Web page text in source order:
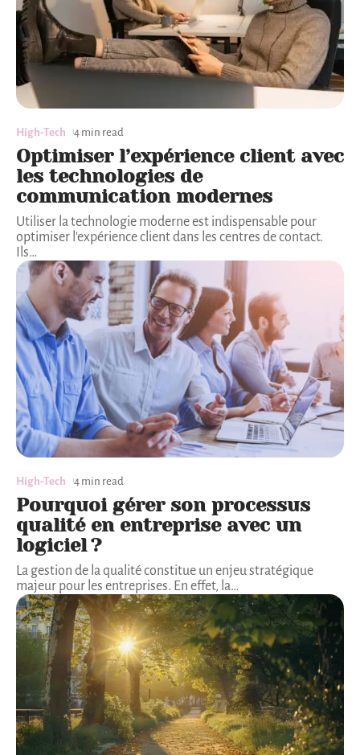
High-Tech 4 min read
Optimiser l’expérience client avec
les technologies de
communication modernes
Utiliser la technologie moderne est indispensable pour
optimiser l'expérience client dans les centres de contact.
Ils…
High-Tech 4 min read
Pourquoi gérer son processus
qualité en entreprise avec un
logiciel ?
La gestion de la qualité constitue un enjeu stratégique
majeur pour les entreprises. En effet, la…